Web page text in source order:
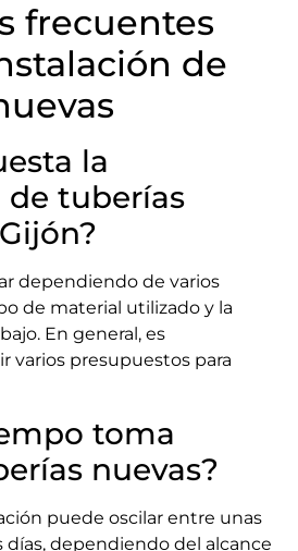
frecuentes
de
la
de tuberías
dependiendo de varios
de material utilizado y la
En general, es
varios presupuestos para
toma
nuevas?
puede oscilar entre unas
días, dependiendo del alcance